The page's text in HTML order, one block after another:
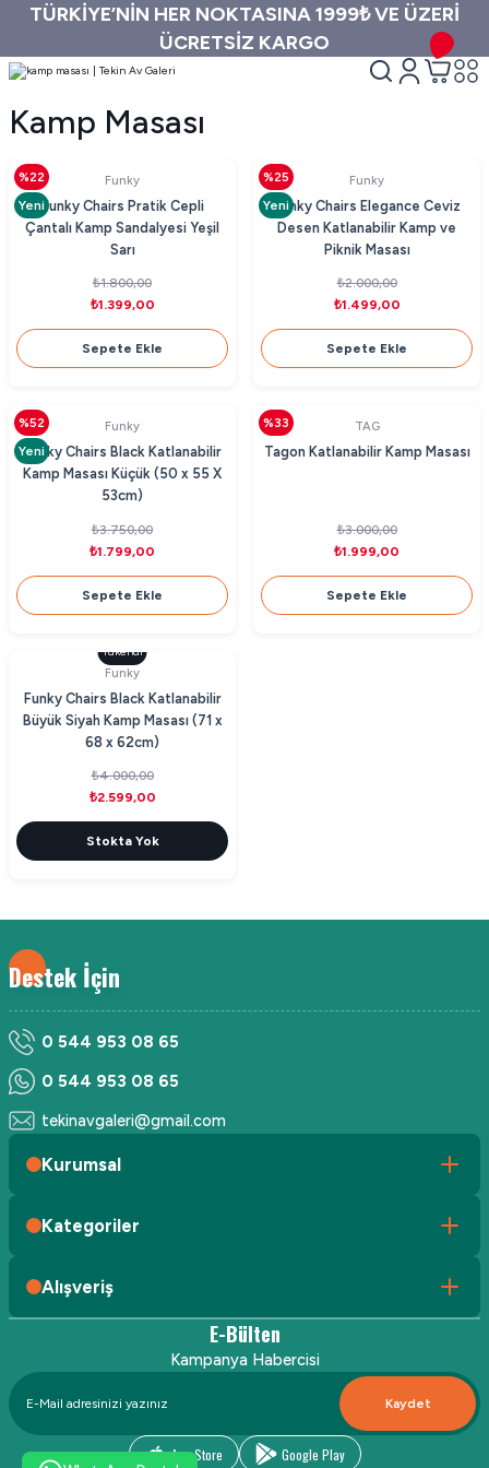
TÜRKİYE’NİN HER NOKTASINA 1999₺ VE ÜZERİ
ÜCRETSİZ KARGO
Kamp Masası
%22
Yeni
Funky
Funky Chairs Pratik Cepli
Çantalı Kamp Sandalyesi Yeşil
Sarı
₺1.800,00
₺1.399,00
Sepete Ekle
%25
Yeni
Funky
Funky Chairs Elegance Ceviz
Desen Katlanabilir Kamp ve
Piknik Masası
₺2.000,00
₺1.499,00
Sepete Ekle
%52
Yeni
Funky
Funky Chairs Black Katlanabilir
Kamp Masası Küçük (50 x 55 X
53cm)
₺3.750,00
₺1.799,00
Sepete Ekle
%33 TAG
Tagon Katlanabilir Kamp Masası
₺3.000,00
₺1.999,00
Sepete Ekle
Tükendi
Funky
Funky Chairs Black Katlanabilir
Büyük Siyah Kamp Masası (71 x
68 x 62cm)
₺4.000,00
₺2.599,00
Stokta Yok
Destek İçin
0 544 953 08 65
0 544 953 08 65
tekinavgaleri@gmail.com
Kurumsal
Kategoriler
Alışveriş
E-Bülten
Kampanya Habercisi
Kaydet
App Store Google Play